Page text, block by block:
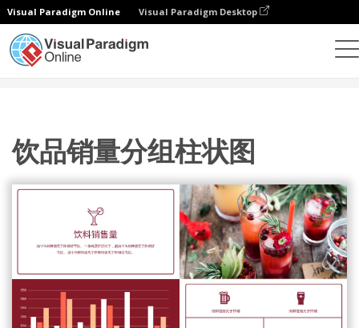
Visual Paradigm Online Visual Paradigm Desktop
饮品销量分组柱状图